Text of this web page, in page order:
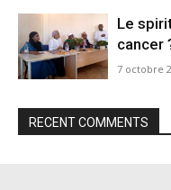
Le
cancer
7 octobre
RECENT COMMENTS